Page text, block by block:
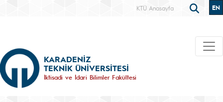
KTÜ Anasayfa EN
KARADENİZ
TEKNİK ÜNİVERSİTESİ
İktisadi ve İdari Bilimler Fakültesi